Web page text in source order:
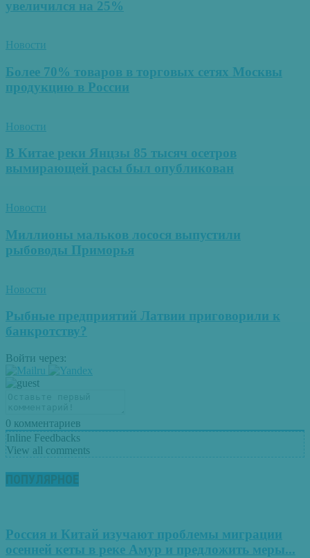
увеличился на 25%
Новости
Более 70% товаров в торговых сетях Москвы
продукцию в России
Новости
В Китае реки Янцзы 85 тысяч осетров
вымирающей расы был опубликован
Новости
Миллионы мальков лосося выпустили
рыбоводы Приморья
Новости
Рыбные предприятий Латвии приговорили к
банкротству?
Войти через:
0 комментариев
Inline Feedbacks
View all comments
ПОПУЛЯРНОЕ
Россия и Китай изучают проблемы миграции
осенней кеты в реке Амур и предложить меры...